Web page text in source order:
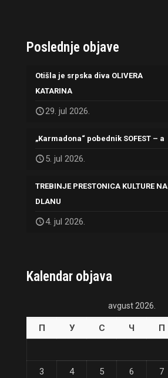
Poslednje objave
Otišla je srpska diva OLIVERA
KATARINA
29. jul 2026.
„Karmadona“ pobednik SOFEST – a
5. jul 2026.
TREBINJE PRESTONICA KULTURE NA
DLANU
4. jul 2026.
Kalendar objava
avgust 2026.
П У С Ч П
3 4 5 6 7